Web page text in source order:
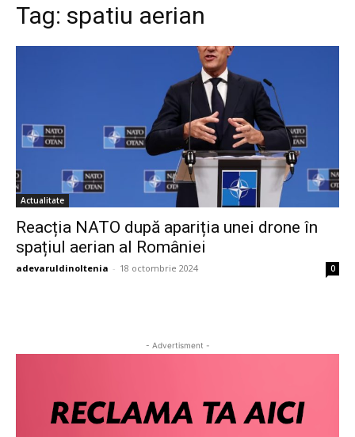
Tag: spatiu aerian
Actualitate
Reacția NATO după apariția unei drone în
spațiul aerian al României
adevaruldinoltenia - 18 octombrie 2024 0
- Advertisment -